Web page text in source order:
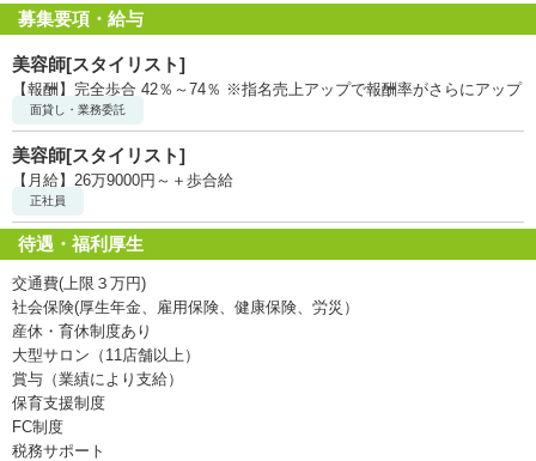
募集要項・給与
美容師[スタイリスト]
【報酬】完全歩合 42％～74％ ※指名売上アップで報酬率がさらにアップ
面貸し・業務委託
美容師[スタイリスト]
【月給】26万9000円～＋歩合給
正社員
待遇・福利厚生
交通費(上限３万円)
社会保険(厚生年金、雇用保険、健康保険、労災）
産休・育休制度あり
大型サロン（11店舗以上）
賞与（業績により支給）
保育支援制度
FC制度
税務サポート